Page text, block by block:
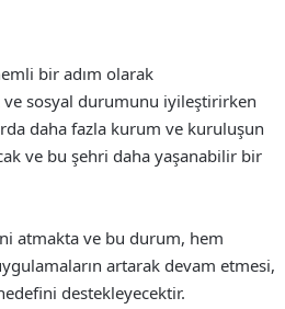
bir adım olarak
sosyal durumunu iyileştirirken
daha fazla kurum ve kuruluşun
ve bu şehri daha yaşanabilir bir
atmakta ve bu durum, hem
artarak devam etmesi,
destekleyecektir.